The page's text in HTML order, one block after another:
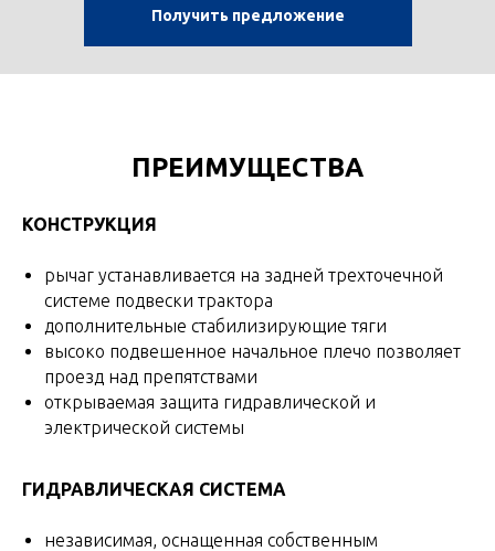
Получить предложение
ПРЕИМУЩЕСТВА
КОНСТРУКЦИЯ
рычаг устанавливается на задней трехточечной
системе подвески трактора
дополнительные стабилизирующие тяги
высоко подвешенное начальное плечо позволяет
проезд над препятствами
открываемая защита гидравлической и
электрической системы
ГИДРАВЛИЧЕСКАЯ СИСТЕМА
независимая, оснащенная собственным